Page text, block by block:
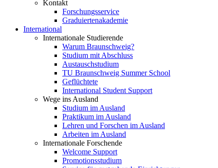
Kontakt
Forschungsservice
Graduiertenakademie
International
Internationale Studierende
Warum Braunschweig?
Studium mit Abschluss
Austauschstudium
TU Braunschweig Summer School
Geflüchtete
International Student Support
Wege ins Ausland
Studium im Ausland
Praktikum im Ausland
Lehren und Forschen im Ausland
Arbeiten im Ausland
Internationale Forschende
Welcome Support
Promotionsstudium